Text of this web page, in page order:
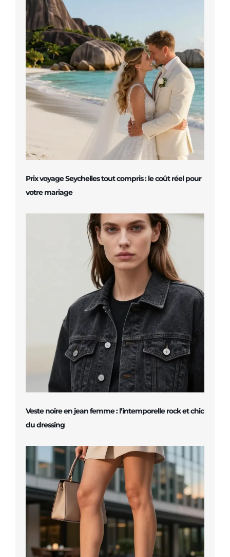
Prix voyage Seychelles tout compris : le coût réel pour
votre mariage
Veste noire en jean femme : l’intemporelle rock et chic
du dressing